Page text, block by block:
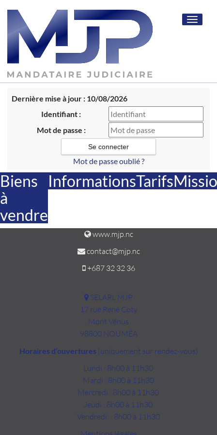
Toggle
Dernière mise à jour : 10/08/2026
Identifiant :
Mot de passe :
Mot de passe oublié ?
Biens
à
vendre
InformationsTarifs
www.mjp.nc
contact@mjp.nc
+687 32 32 36
SELARL MJP
17 rue René Coty
Mont Vénus
98800 NOUMÉA
Horaires d’ouvertures (uniquement sur rendez-vous)
Lundi : 8h00 à 11h30
Mardi : 8h00 à 11h30
Mercredi : 8h00 à 11h30
Jeudi : 8h00 à 11h30
Vendredi: : 8h00 à 11h30